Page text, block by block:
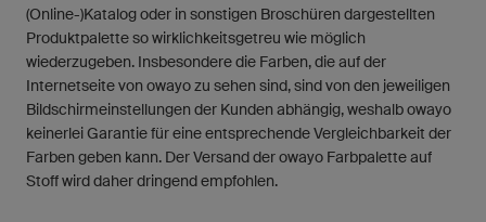
(Online-)Katalog oder in sonstigen Broschüren dargestellten
Produktpalette so wirklichkeitsgetreu wie möglich
wiederzugeben. Insbesondere die Farben, die auf der
Internetseite von owayo zu sehen sind, sind von den jeweiligen
Bildschirmeinstellungen der Kunden abhängig, weshalb owayo
keinerlei Garantie für eine entsprechende Vergleichbarkeit der
Farben geben kann. Der Versand der owayo Farbpalette auf
Stoff wird daher dringend empfohlen.